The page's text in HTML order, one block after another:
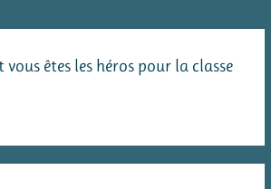
êtes les héros pour la classe